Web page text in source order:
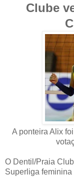
Clube
A ponteira Alix
O Dentil/Praia
Superliga feminina